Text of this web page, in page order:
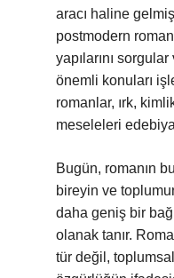
aracı haline
postmodern
yapılarını
önemli konuları
romanlar, ırk,
meseleleri
Bugün, romanın
bireyin ve
daha geniş bir
olanak tanır.
tür değil,